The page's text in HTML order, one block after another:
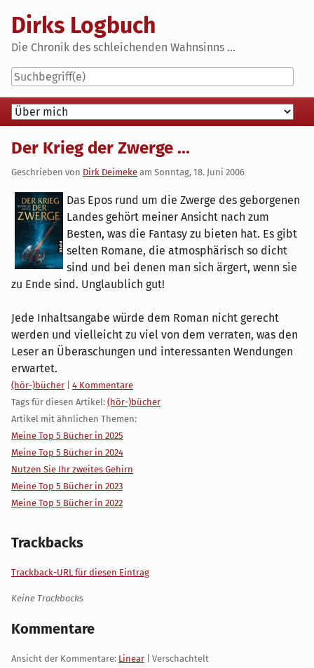
content
Dirks Logbuch
Die Chronik des schleichenden Wahnsinns ...
Navigation
Der Krieg der Zwerge ...
Geschrieben von Dirk Deimeke am Sonntag, 18. Juni 2006
Das Epos rund um die Zwerge des geborgenen
Landes gehört meiner Ansicht nach zum
Besten, was die Fantasy zu bieten hat. Es gibt
selten Romane, die atmosphärisch so dicht
sind und bei denen man sich ärgert, wenn sie
zu Ende sind. Unglaublich gut!
Jede Inhaltsangabe würde dem Roman nicht gerecht
werden und vielleicht zu viel von dem verraten, was den
Leser an Überaschungen und interessanten Wendungen
erwartet.
Kategorien:
(hör-)bücher
4 Kommentare
Tags für diesen Artikel: (hör-)bücher
Artikel mit ähnlichen Themen:
Meine Top 5 Bücher in 2025
Meine Top 5 Bücher in 2024
Nutzen Sie Ihr zweites Gehirn
Meine Top 5 Bücher in 2023
Meine Top 5 Bücher in 2022
Trackbacks
Trackback-URL für diesen Eintrag
Keine Trackbacks
Kommentare
Ansicht der Kommentare: Linear | Verschachtelt